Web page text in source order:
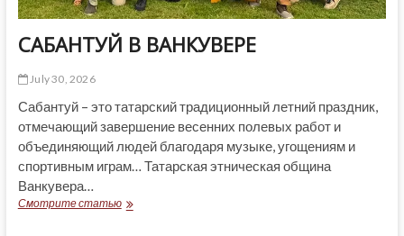
САБАНТУЙ В ВАНКУВЕРЕ
July 30, 2026
Сабантуй – это татарский традиционный летний праздник,
отмечающий завершение весенних полевых работ и
объединяющий людей благодаря музыке, угощениям и
спортивным играм… Татарская этническая община
Ванкувера…
Смотрите статьюСАБАНТУЙ